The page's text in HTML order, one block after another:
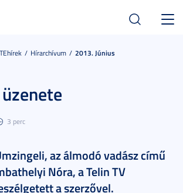
Hírarchívum 2013. Június
3 perc
az álmodó vadász című
Nóra, a Telin TV
a szerzővel.